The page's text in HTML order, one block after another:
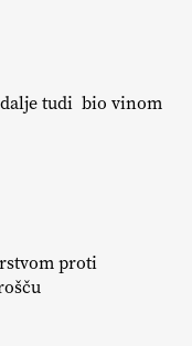
kokoši skrbi za živali
https://t.co/PX49GVsP1M
tudi bio vinom
proti